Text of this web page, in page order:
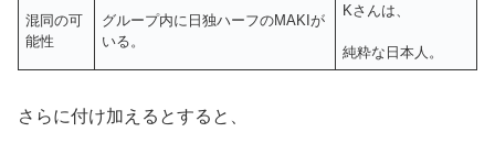
混同の可
能性
グループ内に日独ハーフのMAKIが
いる。
Kさんは、
純粋な日本人。
さらに付け加えるとすると、